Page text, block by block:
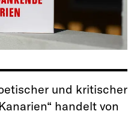
und kritischer
handelt von